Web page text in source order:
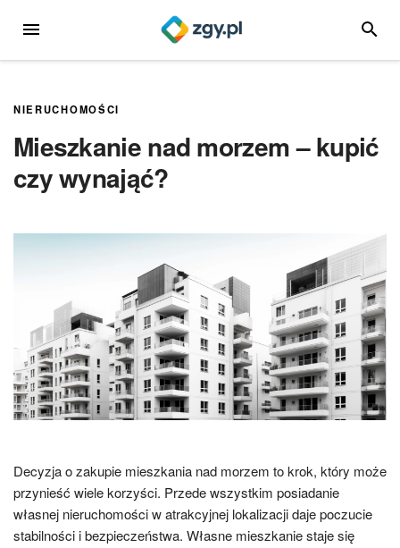
MENU
NIERUCHOMOŚCI
Mieszkanie nad morzem – kupić
czy wynająć?
Decyzja o zakupie mieszkania nad morzem to krok, który może
przynieść wiele korzyści. Przede wszystkim posiadanie
własnej nieruchomości w atrakcyjnej lokalizacji daje poczucie
stabilności i bezpieczeństwa. Własne mieszkanie staje się